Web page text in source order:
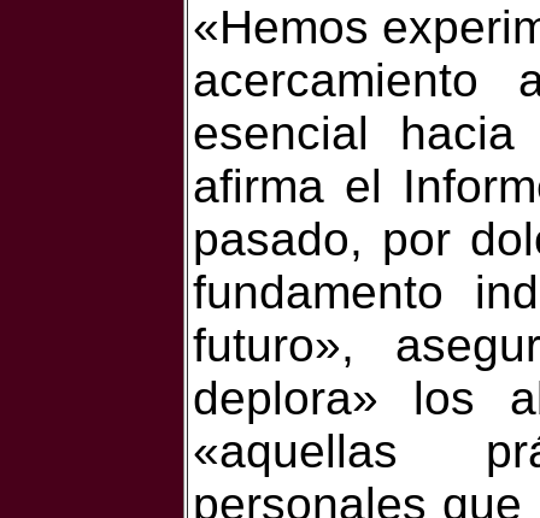
«Hemos
esencial
afirma el
pasado, por
fundamento
futuro»,
deplora» los
«aquellas
personales